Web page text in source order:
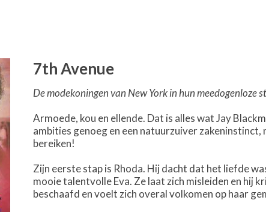
7th Avenue
De modekoningen van New York in hun meedogenloze
Armoede, kou en ellende. Dat is alles wat Jay
ambities genoeg en een natuurzuiver
bereiken!
Zijn eerste stap is Rhoda. Hij dacht dat het liefde
mooie talentvolle Eva. Ze laat zich misleiden en hij
beschaafd en voelt zich overal volkomen op haar